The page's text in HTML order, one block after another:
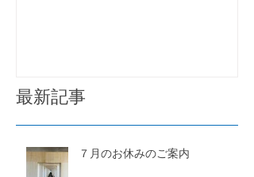
最新記事
７月のお休みのご案内